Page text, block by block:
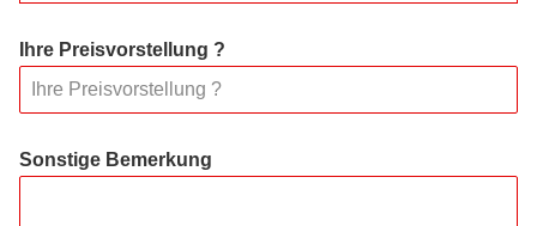
Ihre Preisvorstellung ?
Sonstige Bemerkung